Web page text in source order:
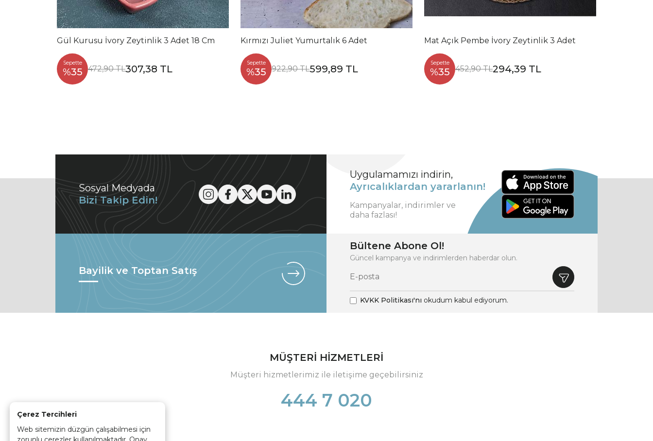
Çerez Tercihleri
Web sitemizin düzgün çalışabilmesi için
Gül Kurusu İvory Zeytinlik 3 Adet 18 Cm
Sepette
%35 472,90 TL307,38 TL
Kırmızı Juliet Yumurtalık 6 Adet
Sepette
%35 922,90 TL599,89 TL
Mat Açık Pembe İvory Zeytinlik 3 Adet
Sepette
%35 452,90 TL294,39 TL
Sosyal Medyada
Bizi Takip Edin!
Uygulamamızı indirin,
Ayrıcalıklardan yararlanın!
Kampanyalar, indirimler ve
daha fazlası!
Bayilik ve Toptan Satış
Bültene Abone Ol!
Güncel kampanya ve indirimlerden haberdar olun.
KVKK Politikası'nı okudum kabul ediyorum.
MÜŞTERİ HİZMETLERİ
Müşteri hizmetlerimiz ile iletişime geçebilirsiniz
444 7 020